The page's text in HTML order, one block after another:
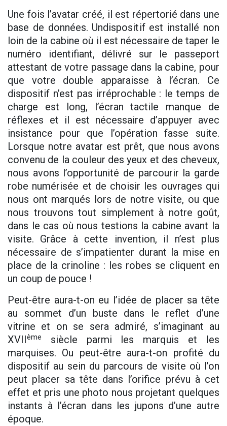
Une fois l’avatar créé, il est répertorié dans une
base de données. Undispositif est installé non
loin de la cabine où il est nécessaire de taper le
numéro identifiant, délivré sur le passeport
attestant de votre passage dans la cabine, pour
que votre double apparaisse à l’écran. Ce
dispositif n’est pas irréprochable : le temps de
charge est long, l’écran tactile manque de
réflexes et il est nécessaire d’appuyer avec
insistance pour que l’opération fasse suite.
Lorsque notre avatar est prêt, que nous avons
convenu de la couleur des yeux et des cheveux,
nous avons l’opportunité de parcourir la garde
robe numérisée et de choisir les ouvrages qui
nous ont marqués lors de notre visite, ou que
nous trouvons tout simplement à notre goût,
dans le cas où nous testions la cabine avant la
visite. Grâce à cette invention, il n’est plus
nécessaire de s’impatienter durant la mise en
place de la crinoline : les robes se cliquent en
un coup de pouce !
Peut-être aura-t-on eu l’idée de placer sa tête
au sommet d’un buste dans le reflet d’une
vitrine et on se sera admiré, s’imaginant au
XVIIème
siècle parmi les marquis et les
marquises. Ou peut-être aura-t-on profité du
dispositif au sein du parcours de visite où l’on
peut placer sa tête dans l’orifice prévu à cet
effet et pris une photo nous projetant quelques
instants à l’écran dans les jupons d’une autre
époque.